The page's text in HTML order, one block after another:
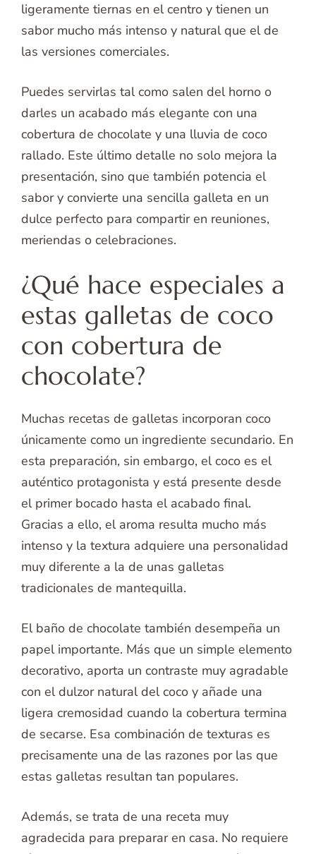
ligeramente tiernas en el centro y tienen un
sabor mucho más intenso y natural que el de
las versiones comerciales.
Puedes servirlas tal como salen del horno o
darles un acabado más elegante con una
cobertura de chocolate y una lluvia de coco
rallado. Este último detalle no solo mejora la
presentación, sino que también potencia el
sabor y convierte una sencilla galleta en un
dulce perfecto para compartir en reuniones,
meriendas o celebraciones.
¿Qué hace especiales a
estas galletas de coco
con cobertura de
chocolate?
Muchas recetas de galletas incorporan coco
únicamente como un ingrediente secundario. En
esta preparación, sin embargo, el coco es el
auténtico protagonista y está presente desde
el primer bocado hasta el acabado final.
Gracias a ello, el aroma resulta mucho más
intenso y la textura adquiere una personalidad
muy diferente a la de unas galletas
tradicionales de mantequilla.
El baño de chocolate también desempeña un
papel importante. Más que un simple elemento
decorativo, aporta un contraste muy agradable
con el dulzor natural del coco y añade una
ligera cremosidad cuando la cobertura termina
de secarse. Esa combinación de texturas es
precisamente una de las razones por las que
estas galletas resultan tan populares.
Además, se trata de una receta muy
agradecida para preparar en casa. No requiere